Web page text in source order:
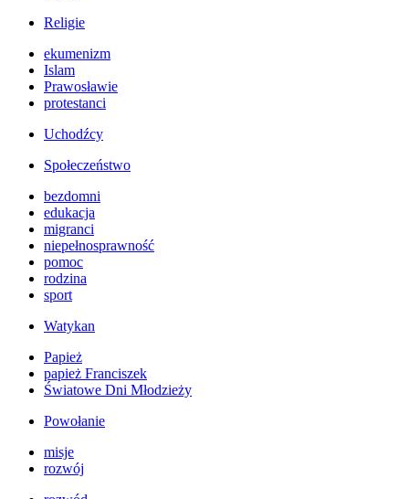
Religie
ekumenizm
Islam
Prawosławie
protestanci
Uchodźcy
Społeczeństwo
bezdomni
edukacja
migranci
niepełnosprawność
pomoc
rodzina
sport
Watykan
Papież
papież Franciszek
Światowe Dni Młodzieży
Powołanie
misje
rozwój